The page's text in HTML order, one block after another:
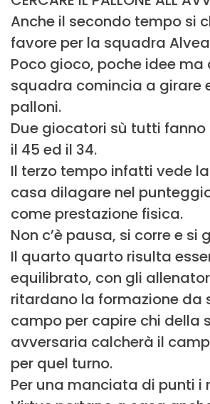
Anche il secondo tempo si
favore per la squadra
Poco gioco, poche idee ma
squadra comincia a girare
palloni.
Due giocatori sù tutti fanno
il 45 ed il 34.
Il terzo tempo infatti vede
casa dilagare nel
come prestazione fisica.
Non c’è pausa, si corre e si
Il quarto quarto risulta
equilibrato, con gli
ritardano la formazione da
campo per capire chi della
avversaria calcherà il
per quel turno.
Per una manciata di punti i